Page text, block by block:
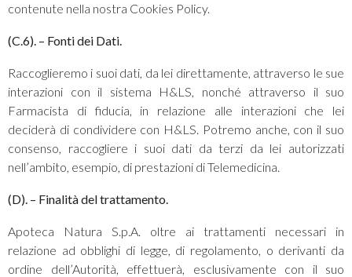
contenute nella nostra Cookies Policy.
(C.6). – Fonti dei Dati.
Raccoglieremo i suoi dati, da lei direttamente, attraverso le sue
interazioni con il sistema H&LS, nonché attraverso il suo
Farmacista di fiducia, in relazione alle interazioni che lei
deciderà di condividere con H&LS. Potremo anche, con il suo
consenso, raccogliere i suoi dati da terzi da lei autorizzati
nell’ambito, esempio, di prestazioni di Telemedicina.
(D). – Finalità del trattamento.
Apoteca Natura S.p.A. oltre ai trattamenti necessari in
relazione ad obblighi di legge, di regolamento, o derivanti da
ordine dell’Autorità, effettuerà, esclusivamente con il suo